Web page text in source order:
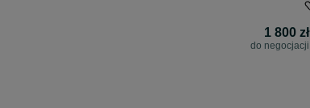
1 800 zł
do negocjacji